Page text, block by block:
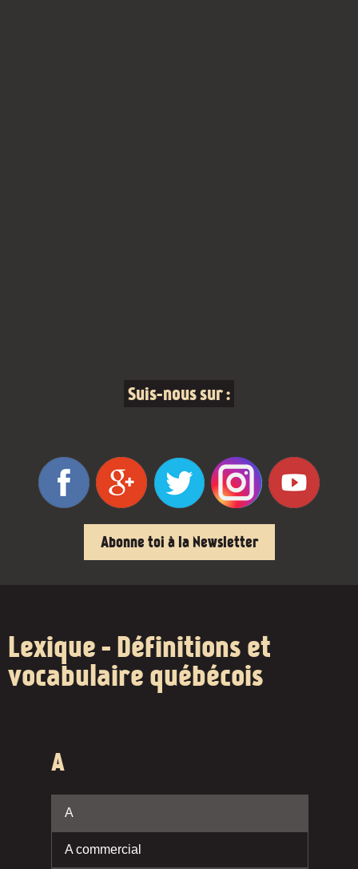
Suis-nous sur :
Abonne toi à la Newsletter
Lexique - Définitions et
vocabulaire québécois
A
A
A commercial